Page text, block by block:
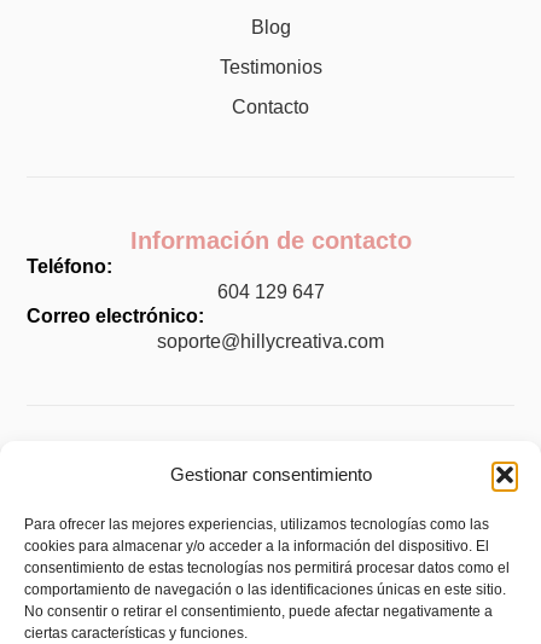
Gestionar consentimiento
Para ofrecer las mejores experiencias, utilizamos tecnologías como las
cookies para almacenar y/o acceder a la información del dispositivo. El
consentimiento de estas tecnologías nos permitirá procesar datos como el
comportamiento de navegación o las identificaciones únicas en este sitio.
No consentir o retirar el consentimiento, puede afectar negativamente a
ciertas características y funciones.
Blog
Testimonios
Contacto
Información de contacto
Teléfono:
604 129 647
Correo electrónico:
soporte@hillycreativa.com
Política de privacidad
Política de cookies (UE)
Política de envíos y devoluciones